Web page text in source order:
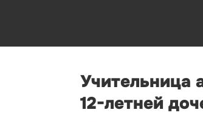
Учительница
12-летней